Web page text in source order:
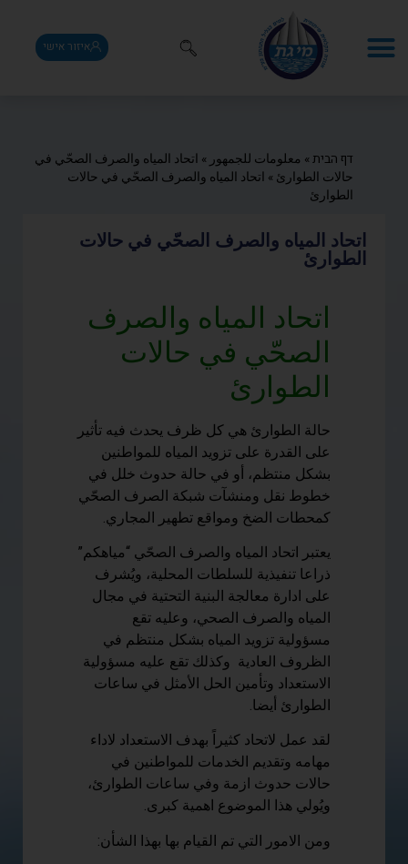
איזור אישי
דף הבית» معلومات للجمهور » اتحاد المياه والصرف الصحّي في
حالات الطوارئ » اتحاد المياه والصرف الصحّي في حالات
الطوارئ
اتحاد المياه والصرف الصحّي في حالات
الطوارئ
اتحاد المياه والصرف
الصحّي في حالات
الطوارئ
حالة الطوارئ هي كل ظرف يحدث فيه تأثير
على القدرة على تزويد المياه للمواطنين
بشكل منتظم، أو في حالة حدوث خلل في
خطوط نقل ومنشآت شبكة الصرف الصحّي
كمحطات الضخ ومواقع تطهير المجاري.
يعتبر اتحاد المياه والصرف الصحّي “مياهكم”
ذراعا تنفيذية للسلطات المحلية، ويُشرف
على ادارة معالجة البنية التحتية في مجال
المياه والصرف الصحي، وعليه تقع
مسؤولية تزويد المياه بشكل منتظم في
الظروف العادية وكذلك تقع عليه مسؤولية
الاستعداد وتأمين الحل الأمثل في ساعات
الطوارئ أيضا.
لقد عمل لاتحاد كثيراً بهدف الاستعداد لاداء
مهامه وتقديم الخدمات للمواطنين في
حالات حدوث ازمة وفي ساعات الطوارئ،
ويُولي هذا الموضوع اهمية كبرى.
ومن الامور التي تم القيام بها بهذا الشأن: